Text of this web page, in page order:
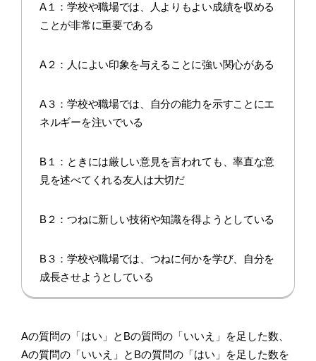
A１：学校や職場では、人よりもよい成績を収める
ことが非常に重要である
A２：人によい印象を与えることに強い関心がある
A３：学校や職場では、自分の能力を示すことにエ
ネルギーを注いでいる
B１：ときには厳しい意見を言われても、率直な意
見を述べてくれる友人は大切だ
B２：つねに新しい技術や知識を得ようとしている
B３：学校や職場では、つねに何かを学び、自分を
成長させようとしている
Aの質問の「はい」とBの質問の「いいえ」を足した数、
Aの質問の「いいえ」とBの質問の「はい」を足した数を